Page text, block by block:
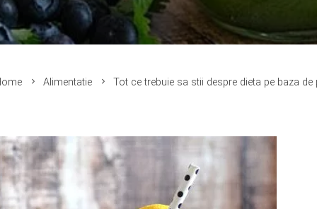
Alimentatie Tot ce trebuie sa stii despre dieta pe baza de